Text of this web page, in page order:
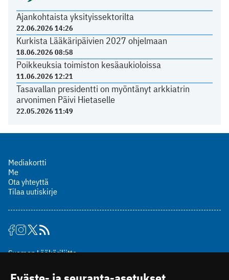
Ajankohtaista yksityissektorilta
22.06.2026 14:26
Kurkista Lääkäripäivien 2027 ohjelmaan
18.06.2026 08:58
Poikkeuksia toimiston kesäaukioloissa
11.06.2026 12:21
Tasavallan presidentti on myöntänyt arkkiatrin
arvonimen Päivi Hietaselle
22.05.2026 11:49
Mediakortti
Me
Ota yhteyttä
Tilaa uutiskirje
Suomen Lääkäriliitto
00510 Helsinki